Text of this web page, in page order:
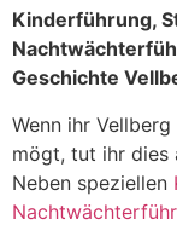
Kinderführung,
Geschichte
Wenn ihr
mögt, tut ihr dies
Neben speziellen